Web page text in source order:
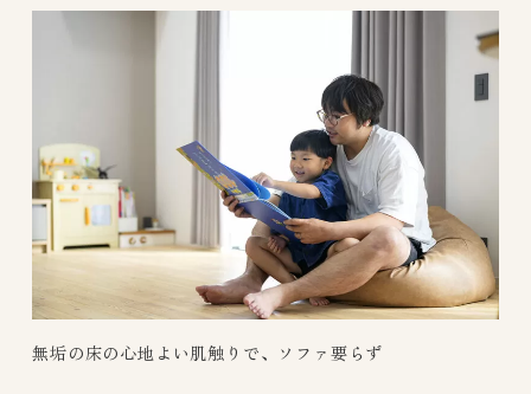
無垢の床の心地よい肌触りで、ソファ要らず